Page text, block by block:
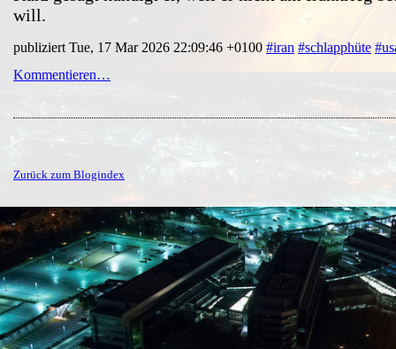
will.
publiziert Tue, 17 Mar 2026 22:09:46 +0100 #iran #schlapphüte
Kommentieren…
Zurück zum Blogindex